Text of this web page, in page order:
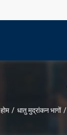
होम / धातु मुद्रांकन भागों /